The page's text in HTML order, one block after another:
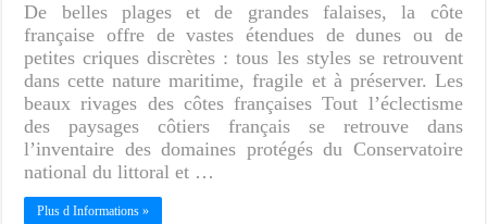
De belles plages et de grandes falaises, la côte
française offre de vastes étendues de dunes ou de
petites criques discrètes : tous les styles se retrouvent
dans cette nature maritime, fragile et à préserver. Les
beaux rivages des côtes françaises Tout l’éclectisme
des paysages côtiers français se retrouve dans
l’inventaire des domaines protégés du Conservatoire
national du littoral et …
Plus d Informations »